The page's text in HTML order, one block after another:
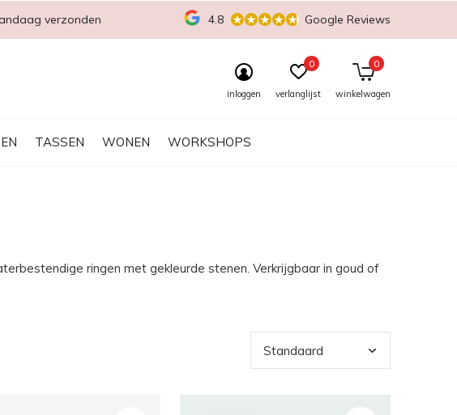
TASSEN WONEN WORKSHOPS
inloggen verlanglijst
0
winkelwagen
0
verzonden 4.8 Google Reviews
ringen met gekleurde stenen. Verkrijgbaar in goud of